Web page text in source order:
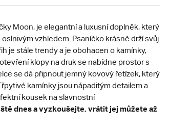
Moon, je elegantní a luxusní doplněk, který
vzhledem. Psaníčko krásně drží svůj
je stále trendy a je obohacen o kamínky,
klopy na druk se nabídne prostor s
se dá připnout jemný kovový řetízek, který
kamínky jsou nápaditým detailem a
kousek na slavnostní
dnes a vyzkoušejte, vrátit jej můžete až